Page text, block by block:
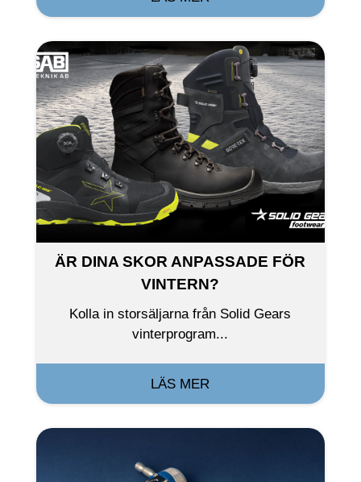
ÄR DINA SKOR ANPASSADE FÖR
VINTERN?
Kolla in storsäljarna från Solid Gears
vinterprogram...
LÄS MER